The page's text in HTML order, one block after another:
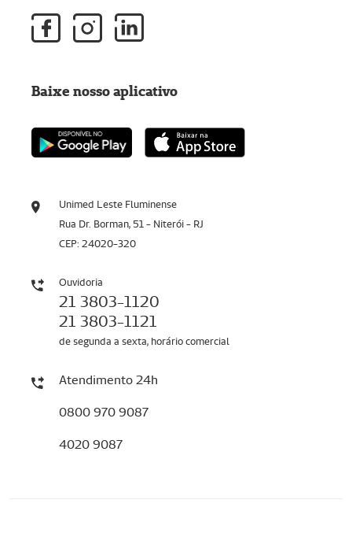
Unimed Leste Fluminense
Rua Dr. Borman, 51 - Niterói - RJ
CEP: 24020-320
Ouvidoria
21 3803-1120
21 3803-1121
de segunda a sexta, horário comercial
Atendimento 24h
0800 970 9087
4020 9087
Baixe nosso aplicativo